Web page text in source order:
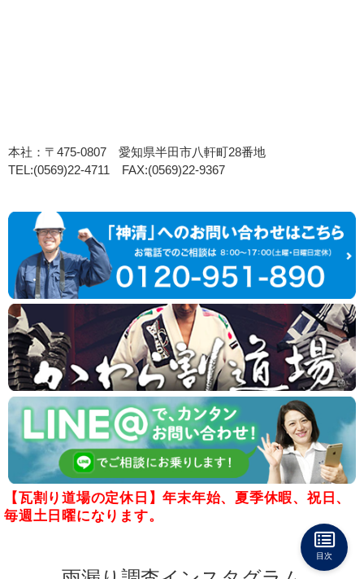
本社：〒475-0807 愛知県半田市八軒町28番地
TEL:(0569)22-4711 FAX:(0569)22-9367
【瓦割り道場の定休日】年末年始、夏季休暇、祝日、
毎週土日曜になります。
目次